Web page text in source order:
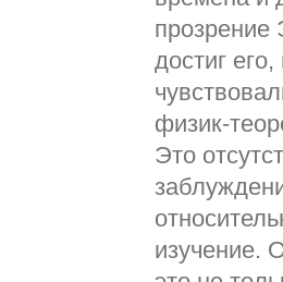
прозрение
достиг
физик-
Это
изучение.